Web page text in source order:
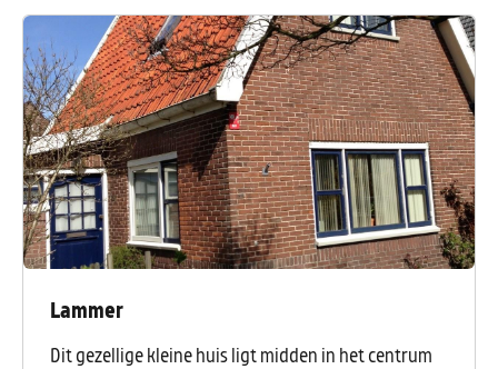
sfeervol dorp bij Schoorl in Noord Holland op 200
meter van het prachtige natuurgebied de Schoorlse
Duinen en 2 kilometer van het strand van
Camperduin of Hargen aan Zee.
Lammer
Dit gezellige kleine huis ligt midden in het centrum